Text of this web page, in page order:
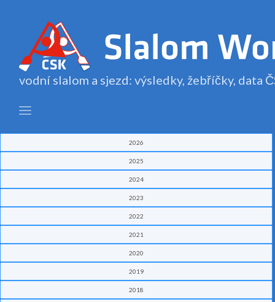
vodní slalom a sjezd: výsledky, žebříčky, data
2026
2025
2024
2023
2022
2021
2020
2019
2018